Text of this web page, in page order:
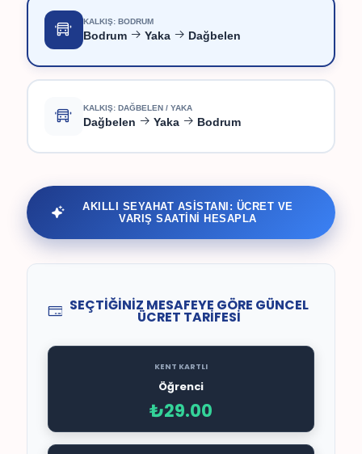
KALKIŞ: BODRUM
Bodrum Yaka Dağbelen
KALKIŞ: DAĞBELEN / YAKA
Dağbelen Yaka Bodrum
AKILLI SEYAHAT ASİSTANI: ÜCRET VE
VARIŞ SAATİNİ HESAPLA
SEÇTİĞİNİZ MESAFEYE GÖRE GÜNCEL
ÜCRET TARİFESİ
KENT KARTLI
Öğrenci
₺29.00